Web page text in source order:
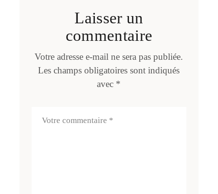
Laisser un
commentaire
Votre adresse e-mail ne sera pas publiée.
Les champs obligatoires sont indiqués
avec *